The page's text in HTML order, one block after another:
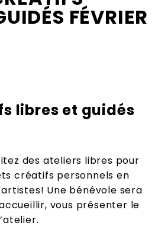
FÉVRIER
libres et guidés
des ateliers libres pour
créatifs personnels en
Une bénévole sera
vous présenter le